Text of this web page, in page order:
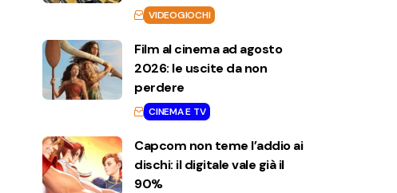
VIDEOGIOCHI
Film al cinema ad agosto
2026: le uscite da non
perdere
CINEMA E TV
Capcom non teme l’addio ai
dischi: il digitale vale già il
90%